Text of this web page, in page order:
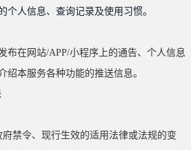
个人信息、查询记录及使用习惯。
布在网站/APP/小程序上的通告、个人信息
绍本服务各种功能的推送信息。
禁令、现行生效的适用法律或法规的变